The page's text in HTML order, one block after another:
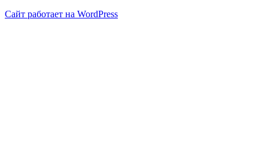
Сайт работает на WordPress